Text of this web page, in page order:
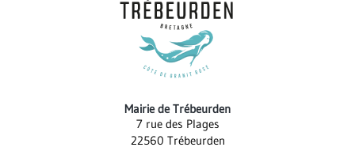
Mairie de Trébeurden
7 rue des Plages
22560 Trébeurden